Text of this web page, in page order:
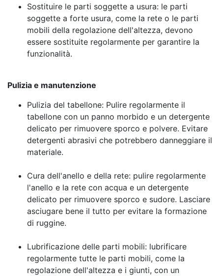
Sostituire le parti soggette a usura: le parti
soggette a forte usura, come la rete o le parti
mobili della regolazione dell'altezza, devono
essere sostituite regolarmente per garantire la
funzionalità.
Pulizia e manutenzione
Pulizia del tabellone: Pulire regolarmente il
tabellone con un panno morbido e un detergente
delicato per rimuovere sporco e polvere. Evitare
detergenti abrasivi che potrebbero danneggiare il
materiale.
Cura dell'anello e della rete: pulire regolarmente
l'anello e la rete con acqua e un detergente
delicato per rimuovere sporco e sudore. Lasciare
asciugare bene il tutto per evitare la formazione
di ruggine.
Lubrificazione delle parti mobili: lubrificare
regolarmente tutte le parti mobili, come la
regolazione dell'altezza e i giunti, con un